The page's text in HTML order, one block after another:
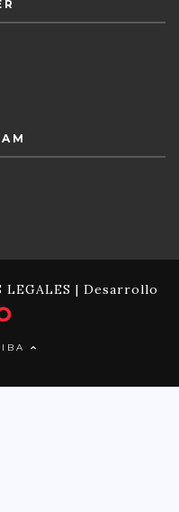
LEGALES | Desarrollo